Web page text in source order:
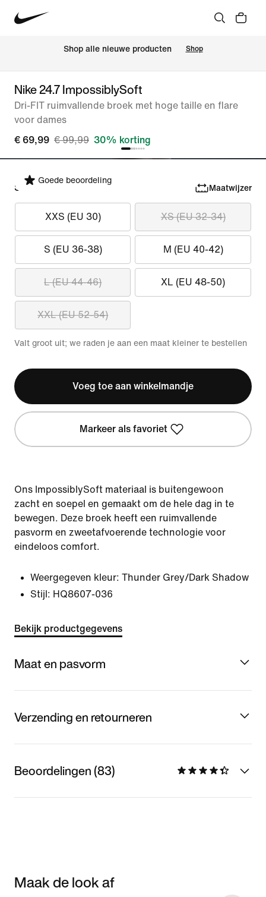
Shop alle nieuwe producten Shop
Nike 24.7 ImpossiblySoft
Dri-FIT ruimvallende broek met hoge taille en flare
voor dames
€ 69,99 € 99,99 30% korting
Goede beoordeling
Selecteer maat Maatwijzer
XXS (EU 30) XS (EU 32-34)
S (EU 36-38) M (EU 40-42)
L (EU 44-46) XL (EU 48-50)
XXL (EU 52-54)
Valt groot uit; we raden je aan een maat kleiner te bestellen
Voeg toe aan winkelmandje
Markeer als favoriet
Ons ImpossiblySoft materiaal is buitengewoon
zacht en soepel en gemaakt om de hele dag in te
bewegen. Deze broek heeft een ruimvallende
pasvorm en zweetafvoerende technologie voor
eindeloos comfort.
Weergegeven kleur: Thunder Grey/Dark Shadow
Stijl: HQ8607-036
Bekijk productgegevens
Maat en pasvorm
Verzending en retourneren
Beoordelingen (83)
Maak de look af